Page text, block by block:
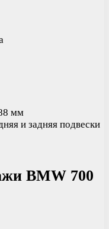
мм
и задняя подвески
BMW 700